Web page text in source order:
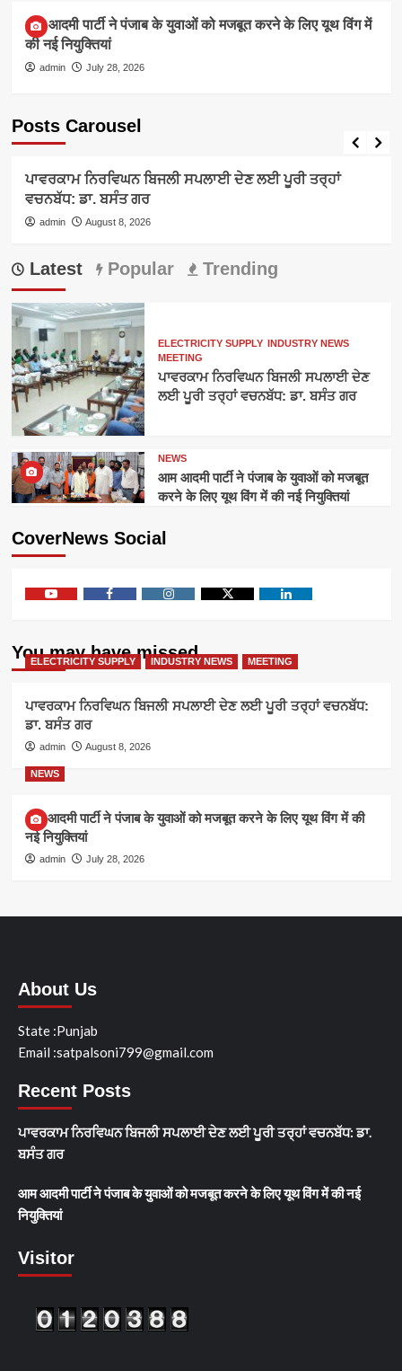
आम आदमी पार्टी ने पंजाब के युवाओं को मजबूत करने के लिए यूथ विंग में
की नई नियुक्तियां
admin July 28, 2026
Posts Carousel
ELECTRICITY SUPPLY
ਪਾਵਰਕਾਮ ਨਿਰਵਿਘਨ ਬਿਜਲੀ ਸਪਲਾਈ ਦੇਣ ਲਈ ਪੂਰੀ ਤਰ੍ਹਾਂ
ਵਚਨਬੱਧ: ਡਾ. ਬਸੰਤ ਗਰ
admin August 8, 2026
Latest Popular Trending
ELECTRICITY SUPPLY INDUSTRY NEWS
MEETING
ਪਾਵਰਕਾਮ ਨਿਰਵਿਘਨ ਬਿਜਲੀ ਸਪਲਾਈ ਦੇਣ
ਲਈ ਪੂਰੀ ਤਰ੍ਹਾਂ ਵਚਨਬੱਧ: ਡਾ. ਬਸੰਤ ਗਰ
NEWS
आम आदमी पार्टी ने पंजाब के युवाओं को मजबूत
करने के लिए यूथ विंग में की नई नियुक्तियां
CoverNews Social
You may have missed
ELECTRICITY SUPPLY INDUSTRY NEWS MEETING
ਪਾਵਰਕਾਮ ਨਿਰਵਿਘਨ ਬਿਜਲੀ ਸਪਲਾਈ ਦੇਣ ਲਈ ਪੂਰੀ ਤਰ੍ਹਾਂ ਵਚਨਬੱਧ:
ਡਾ. ਬਸੰਤ ਗਰ
admin August 8, 2026
NEWS
आम आदमी पार्टी ने पंजाब के युवाओं को मजबूत करने के लिए यूथ विंग में की
नई नियुक्तियां
admin July 28, 2026
About Us
State :Punjab
Email :satpalsoni799@gmail.com
Recent Posts
ਪਾਵਰਕਾਮ ਨਿਰਵਿਘਨ ਬਿਜਲੀ ਸਪਲਾਈ ਦੇਣ ਲਈ ਪੂਰੀ ਤਰ੍ਹਾਂ ਵਚਨਬੱਧ: ਡਾ.
ਬਸੰਤ ਗਰ
आम आदमी पार्टी ने पंजाब के युवाओं को मजबूत करने के लिए यूथ विंग में की नई
नियुक्तियां
Visitor